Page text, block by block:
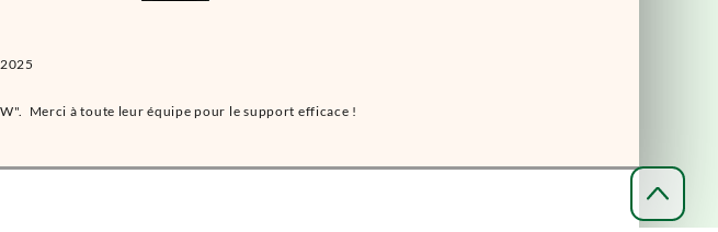
Merci à toute leur équipe pour le support efficace !